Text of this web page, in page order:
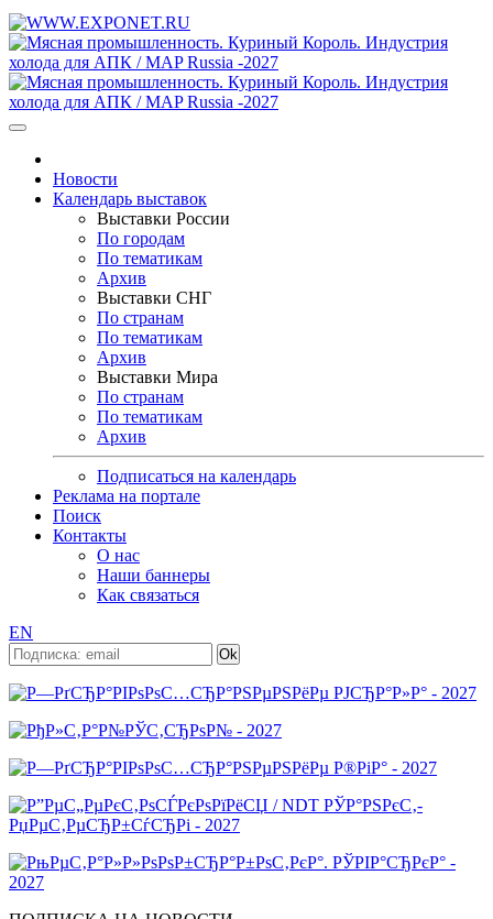
Новости
Календарь выставок
Выставки России
По городам
По тематикам
Архив
Выставки СНГ
По странам
По тематикам
Архив
Выставки Мира
По странам
По тематикам
Архив
Подписаться на календарь
Реклама на портале
Поиск
Контакты
О нас
Наши баннеры
Как связаться
EN